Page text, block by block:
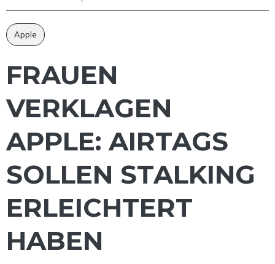
Apple
FRAUEN
VERKLAGEN
APPLE: AIRTAGS
SOLLEN STALKING
ERLEICHTERT
HABEN